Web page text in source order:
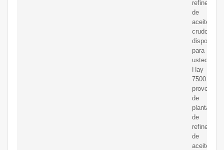
refinería
de
aceite
crudo
disponibles
para
usted.
Hay
7500
de
plantas
de
refinería
de
aceite